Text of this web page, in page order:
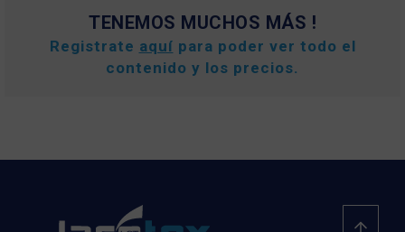
TENEMOS MUCHOS MÁS !
Registrate aquí para poder ver todo el
contenido y los precios.